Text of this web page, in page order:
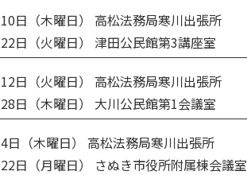
10日（木曜日） 高松法務局寒川出張所
22日（火曜日） 津田公民館第3講座室
12日（火曜日） 高松法務局寒川出張所
28日（木曜日） 大川公民館第1会議室
4日（木曜日） 高松法務局寒川出張所
22日（月曜日） さぬき市役所附属棟会議室